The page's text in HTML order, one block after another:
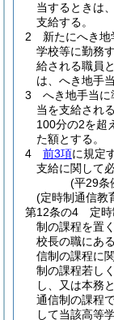
当するときは
支給する。
2
新たにへき
学校等に勤務
給される職員
は、へき地手
3
へき地手当
当を支給され
100分の2を超
た額とする。
4
前3項に規定
支給に関して
(平29条
(定時制通信教
第12条の4
定
制の課程を置
校長の職にあ
信制の課程に
制の課程若し
し、又は本務
通信制の課程
して当該高等